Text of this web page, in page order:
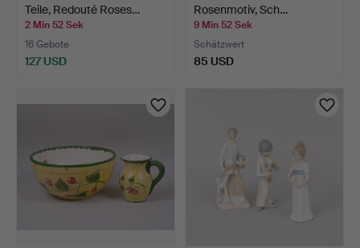
Teile, Redouté Roses…
2 Min 52 Sek
16 Gebote
127 USD
Rosenmotiv, Sch…
9 Min 52 Sek
Schätzwert
85 USD